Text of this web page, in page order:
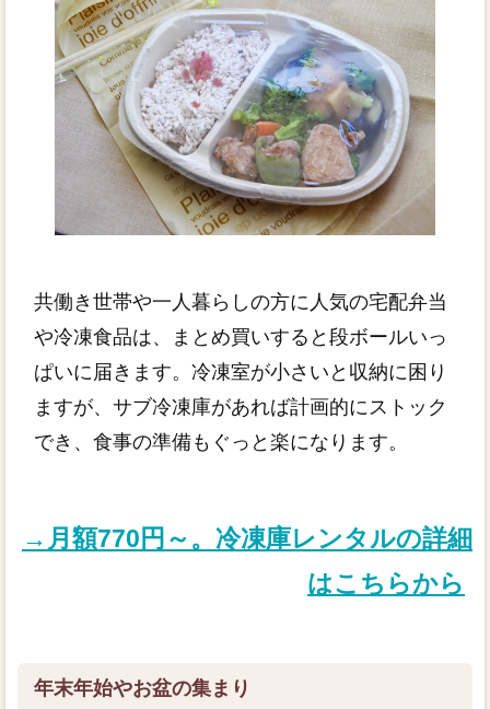
共働き世帯や一人暮らしの方に人気の宅配弁当
や冷凍食品は、まとめ買いすると段ボールいっ
ぱいに届きます。冷凍室が小さいと収納に困り
ますが、サブ冷凍庫があれば計画的にストック
でき、食事の準備もぐっと楽になります。
→月額770円～。冷凍庫レンタルの詳細
はこちらから
年末年始やお盆の集まり